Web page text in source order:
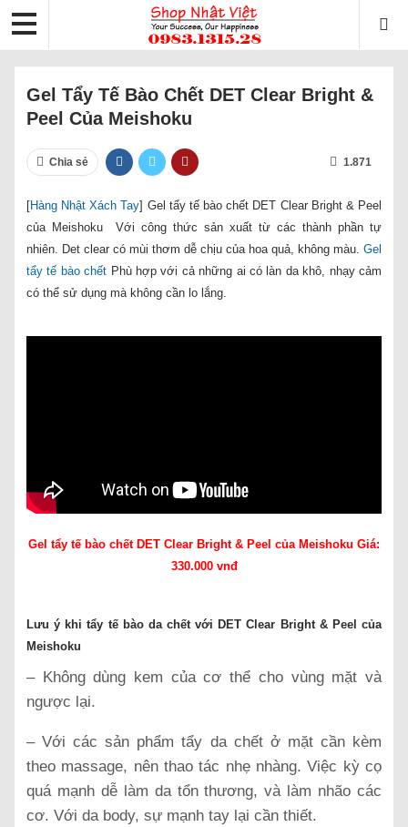
Gel Tẩy Tế Bào Chết DET Clear Bright &
Peel Của Meishoku
Chia sẻ 1.871
[Hàng Nhật Xách Tay] Gel tẩy tế bào chết DET Clear Bright & Peel
của Meishoku Với công thức sản xuất từ các thành phần tự
nhiên. Det clear có mùi thơm dễ chịu của hoa quả, không màu. Gel
tẩy tế bào chết Phù hợp với cả những ai có làn da khô, nhạy cảm
có thể sử dụng mà không cần lo lắng.
Gel tẩy tế bào chết DET Clear Bright & Peel của Meishoku Giá:
330.000 vnđ
Lưu ý khi tẩy tế bào da chết với DET Clear Bright & Peel của
Meishoku
– Không dùng kem của cơ thể cho vùng mặt và
ngược lại.
– Với các sản phẩm tẩy da chết ở mặt cần kèm
theo massage, nên thao tác nhẹ nhàng. Việc kỳ cọ
quá mạnh dễ làm da tổn thương, và làm nhão các
cơ. Với da body, sự mạnh tay lại cần thiết.